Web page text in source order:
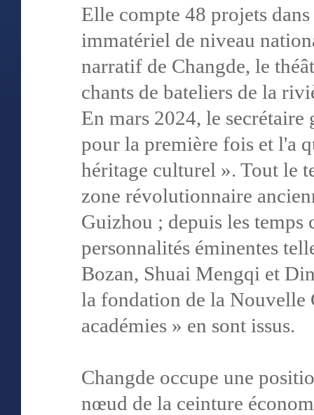
Elle compte 48 projets
immatériel de niveau
narratif de Changde, le
chants de bateliers de la
En mars 2024, le
pour la première fois et l'a
héritage culturel ». Tout le
zone révolutionnaire
Guizhou ; depuis les temps
personnalités éminentes
Bozan, Shuai Mengqi et
la fondation de la Nouvelle
académies » en sont issus.
Changde occupe une
nœud de la ceinture